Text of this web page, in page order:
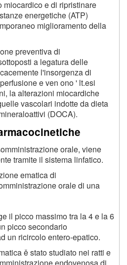
miocardico e di ripristinare
energetiche (ATP)
miglioramento della
preventiva di
a legatura delle
l'insorgenza di
e ven ono ' lt.esi
la alterazioni miocardiche
vascolari indotte da dieta
(DOCA).
orale, viene
tramite il sistema linfatico.
ematica di
orale di una
il picco massimo tra la 4 e la 6
picco secondario
un ricircolo entero-epatico.
ě stato studiato nei ratti e